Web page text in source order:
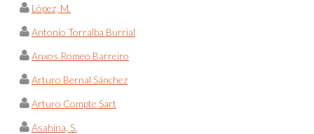
López, M.
Antonio Torralba Burrial
Anxos Romeo Barreiro
Arturo Bernal Sánchez
Arturo Compte Sart
Asahina, S.